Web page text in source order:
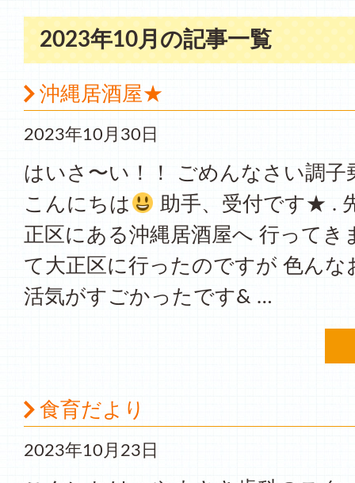
2023年10月の記事一覧
沖縄居酒屋★
2023年10月30日
はいさ〜い！！ ごめんなさい調子
こんにちは
助手、受付です★ .
正区にある沖縄居酒屋へ 行ってき
て大正区に行ったのですが 色んな
活気がすごかったです& …
食育だより
2023年10月23日